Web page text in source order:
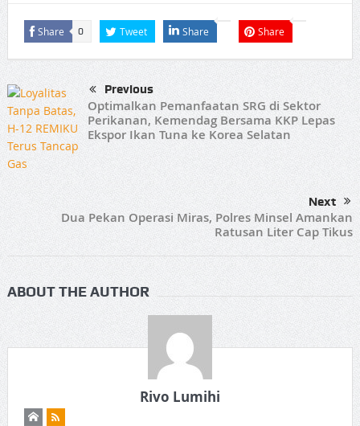
Share 0 Tweet Share Share
Previous
Optimalkan Pemanfaatan SRG di Sektor
Perikanan, Kemendag Bersama KKP Lepas
Ekspor Ikan Tuna ke Korea Selatan
Next
Dua Pekan Operasi Miras, Polres Minsel Amankan
Ratusan Liter Cap Tikus
ABOUT THE AUTHOR
Rivo Lumihi